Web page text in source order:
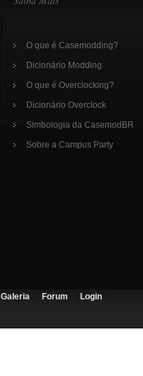
O que é Casemodding?
Dicionário Modding
O que é Overclocking?
Dicionário Overclock
Simbologia da CasemodBR
Sobre a Campus Party
Galeria Forum Login